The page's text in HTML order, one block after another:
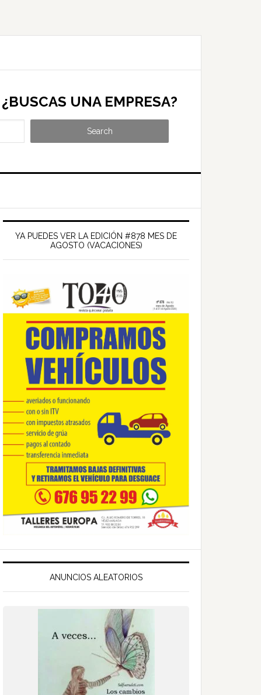
¿BUSCAS UNA EMPRESA?
Search
Barra
lateral
principal
YA PUEDES VER LA EDICIÓN #878 MES DE
AGOSTO (VACACIONES)
ANUNCIOS ALEATORIOS